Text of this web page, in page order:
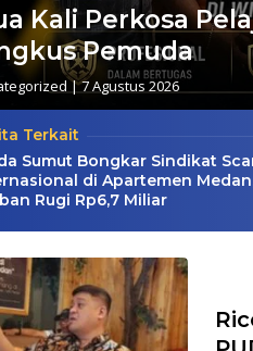
Kali Perkosa
Pemuda
|7 Agustus 2026
Terkait
Sumut Bongkar Sindikat
di Apartemen
Rugi Rp6,7 Miliar